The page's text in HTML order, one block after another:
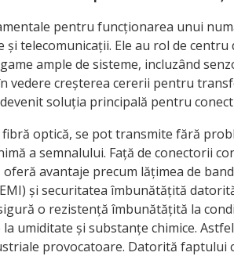
pentru funcționarea unui
telecomunicații. Ele au rol de centru
ample de sisteme, incluzând
vedere creșterea cererii pentru
soluția principală pentru
optică, se pot transmite fără
a semnalului. Față de conectorii
avantaje precum lățimea de
și securitatea îmbunătățită
o rezistență îmbunătățită la
umiditate și substanțe chimice.
provocatoare. Datorită faptului